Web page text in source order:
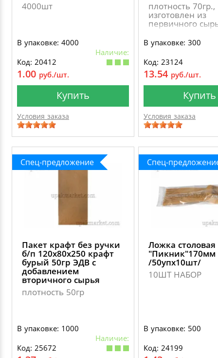
4000шт
В упаковке: 4000
Наличие:
Код: 20412
1.00 руб./шт.
Купить
Условия заказа
плотность 70гр.,
изготовлен из
первичного
В упаковке: 300
Код: 23124
13.54 руб./шт.
Купить
Условия заказа
Спец-предложение
Пакет крафт без ручки
б/п 120х80х250 крафт
бурый 50гр ЭДВ с
добавлением
вторичного сырья
плотность 50гр
В упаковке: 1000
Наличие:
Код: 25672
Спец-
Ложка
"Пикник"170мм
/50упх10шт/
10ШТ НАБОР
В упаковке: 500
Код: 24199